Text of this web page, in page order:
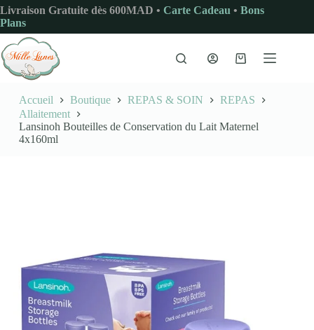
Passer
au
contenu
Livraison Gratuite dès 600MAD • Carte Cadeau • Bons
Plans
Panier
Accueil Boutique REPAS & SOIN
REPAS
Allaitement
Lansinoh Bouteilles de Conservation du Lait Maternel
4x160ml